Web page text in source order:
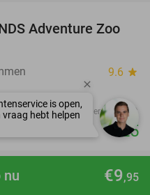
€9,95
nu
24%
Adventure Zoo
9.6 star
Regulier €33
€25
favorite_border